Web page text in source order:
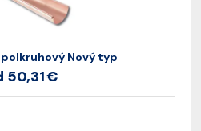
Nový typ
50,31 €